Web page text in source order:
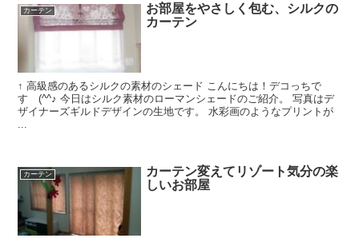
カーテン
お部屋をやさしく包む、シルクの
カーテン
↑ 高級感のあるシルクの素材のシェード こんにちは！デコっちで
す (^^♪ 今日はシルク素材のローマンシェードのご紹介。 写真はデ
ザイナーズギルドデザインの生地です。 水彩画のようなプリントが
...
カーテン
カーテン変えてリゾート気分の楽
しいお部屋